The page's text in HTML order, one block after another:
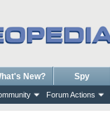
Forum Actions
New? Spy